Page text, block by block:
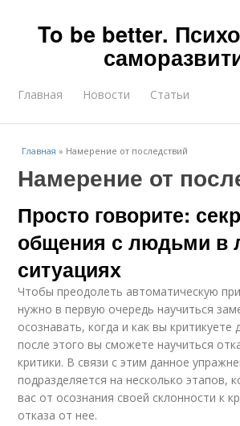
To be better.
Главная Новости Статьи
Главная » Намерение от последствий
Намерение от
Просто говорите:
общения с людьми в
ситуациях
Чтобы преодолеть автоматическую
нужно в первую очередь научиться
осознавать, когда и как вы критикуете
после этого вы сможете научиться
критики. В связи с этим данное
подразделяется на несколько этапов,
вас от осознания своей склонности к
отказа от нее.